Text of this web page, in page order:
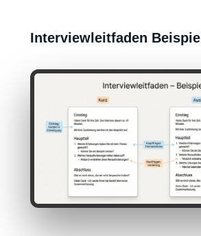
Interviewleitfaden Beispiel